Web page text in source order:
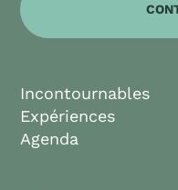
Incontournables
Expériences
Agenda